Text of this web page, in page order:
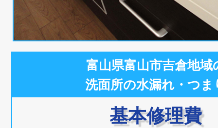
富山県富山市吉倉地域
洗面所の水漏れ・つま
基本修理費